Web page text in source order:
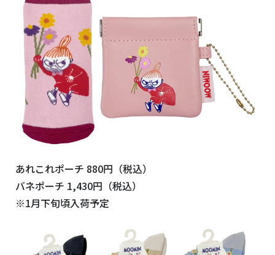
あれこれポーチ 880円（税込）
バネポーチ 1,430円（税込）
※1月下旬頃入荷予定